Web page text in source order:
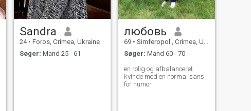
Sandra
24 • Foros, Crimea, Ukraine
Søger: Mand 25 - 61
любовь
69 • Simferopol', Crimea, Ukraine
Søger: Mand 60 - 70
en rolig og afbalanceret
kvinde med en normal sans
for humor